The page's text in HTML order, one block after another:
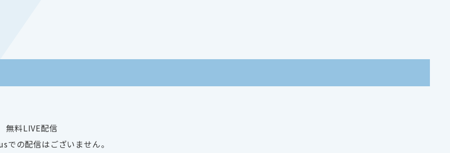
料LIVE配信
の配信はございません。